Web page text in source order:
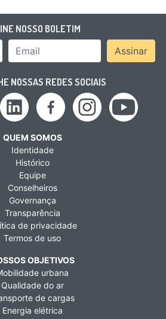
NOSSO BOLETIM
Email AddressAssinar
NOSSAS REDES SOCIAIS
QUEM SOMOS
Identidade
Histórico
Equipe
Conselheiros
Governança
Transparência
de privacidade
Termos de uso
OBJETIVOS
urbana
Qualidade do ar
de cargas
Energia elétrica